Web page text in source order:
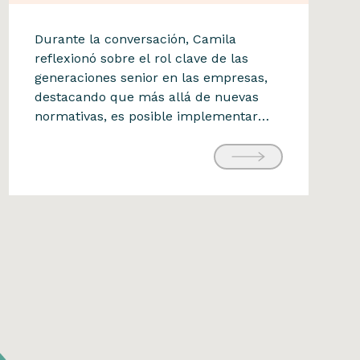
Diario Financiero
Camila Mohr participó en
encuentro
#SomosFinancieras sobre
retención de talento 50+
Durante la conversación, Camila
reflexionó sobre el rol clave de las
generaciones senior en las empresas,
destacando que más allá de nuevas
normativas, es posible implementar
en la transmisión de la cultura
organizacional, el propósito y la
experiencia acumulada. El encuentro